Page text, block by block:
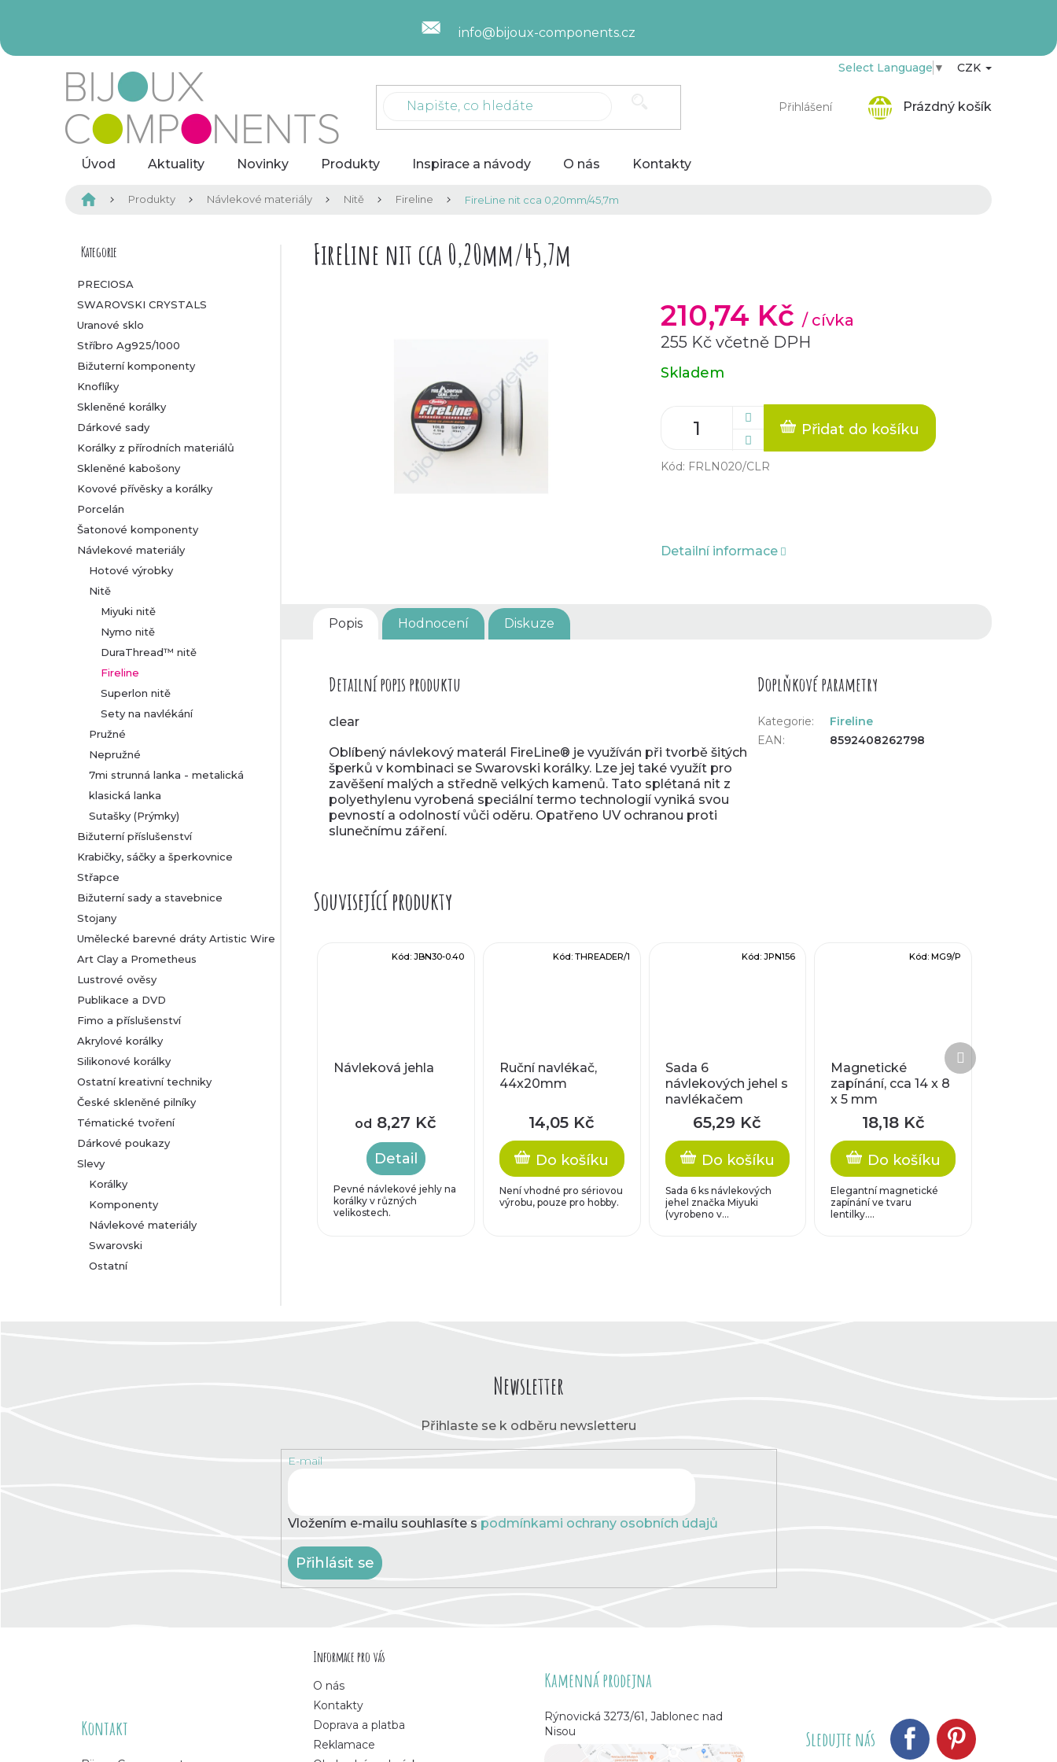
info@bijoux-components.cz
Přihlášení
Select Language ▼ CZK
Prázdný košík
Úvod Aktuality Novinky Produkty Inspirace a návody O nás Kontakty
Domů Produkty Návlekové materiály Nitě Fireline FireLine nit cca 0,20mm/45,7m
P
o
s
t
r
a
n
n
í
p
Přeskočit
Kategorie
PRECIOSA
SWAROVSKI CRYSTALS
Uranové sklo
Stříbro Ag925/1000
Bižuterní komponenty
Knoflíky
Skleněné korálky
Dárkové sady
Korálky z přírodních materiálů
Skleněné kabošony
Kovové přívěsky a korálky
Porcelán
Šatonové komponenty
Návlekové materiály
Hotové výrobky
Nitě
Miyuki nitě
Nymo nitě
DuraThread™ nitě
Fireline
Superlon nitě
Sety na navlékání
Pružné
Nepružné
7mi strunná lanka - metalická
klasická lanka
Sutašky (Prýmky)
Bižuterní příslušenství
Krabičky, sáčky a šperkovnice
Střapce
Bižuterní sady a stavebnice
Stojany
Umělecké barevné dráty Artistic Wire
Art Clay a Prometheus
Lustrové ověsy
Publikace a DVD
Fimo a příslušenství
Akrylové korálky
Silikonové korálky
Ostatní kreativní techniky
České skleněné pilníky
Tématické tvoření
Dárkové poukazy
Slevy
Korálky
Komponenty
Návlekové materiály
Swarovski
Ostatní
FireLine nit cca 0,20mm/45,7m
210,74 Kč / cívka
255 Kč včetně DPH
Měrná
cena:
Skladem
Přidat do košíku
Kód: FRLN020/CLR
Detailní informace
Popis Hodnocení Diskuze
Detailní popis produktu
clear
Oblíbený návlekový materál FireLine® je využíván při tvorbě šitých
šperků v kombinaci se Swarovski korálky. Lze jej také využít pro
zavěšení malých a středně velkých kamenů. Tato splétaná nit z
polyethylenu vyrobená speciální termo technologií vyniká svou
pevností a odolností vůči oděru. Opatřeno UV ochranou proti
slunečnímu záření.
Doplňkové parametry
Kategorie:
Fireline
EAN: 8592408262798
Související produkty
Návleková jehla
od 8,27 Kč
Detail
Pevné návlekové jehly na
korálky v různých
velikostech.
Kód: JBN30-0.40
Ruční navlékač,
44x20mm
14,05 Kč
Do košíku
Není vhodné pro sériovou
výrobu, pouze pro hobby.
Kód: THREADER/1
Sada 6
návlekových jehel s
navlékačem
65,29 Kč
Do košíku
Sada 6 ks návlekových
jehel značka Miyuki
(vyrobeno v...
Kód:JPN156
Magnetické
zapínání, cca 14 x 8
x 5 mm
18,18 Kč
Do košíku
Elegantní magnetické
zapínání ve tvaru
lentilky....
Kód: MG9/P
Další
produkt
Newsletter
Přihlaste se k odběru newsletteru
E-mail
Vložením e-mailu souhlasíte s podmínkami ochrany osobních údajů
Přihlásit se
Kontakt
Informace pro vás
O nás
Kontakty
Doprava a platba
Reklamace
Kamenná prodejna
Rýnovická 3273/61, Jablonec nad
Nisou
Sledujte nás